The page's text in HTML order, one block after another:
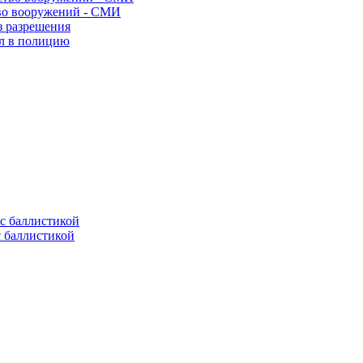
вооружений - СМИ
разрешения
в полицию